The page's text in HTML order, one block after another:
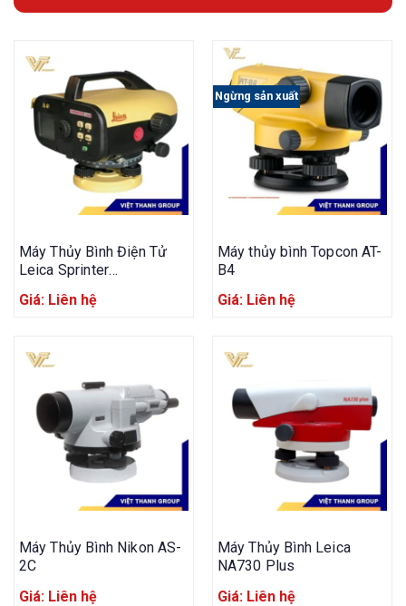
Máy Thủy Bình Điện Tử
Leica Sprinter
Giá: Liên hệ
Ngừng sản xuất
Máy thủy bình Topcon AT-
B4
Giá: Liên hệ
Máy Thủy Bình Nikon AS-
2C
Giá: Liên hệ
Máy Thủy Bình Leica
NA730 Plus
Giá: Liên hệ